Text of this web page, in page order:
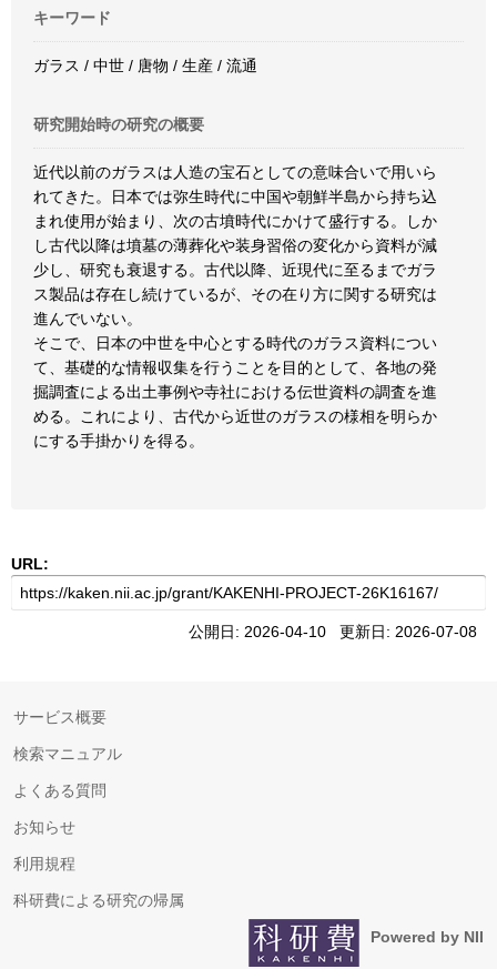
キーワード
ガラス / 中世 / 唐物 / 生産 / 流通
研究開始時の研究の概要
近代以前のガラスは人造の宝石としての意味合いで用いら
れてきた。日本では弥生時代に中国や朝鮮半島から持ち込
まれ使用が始まり、次の古墳時代にかけて盛行する。しか
し古代以降は墳墓の薄葬化や装身習俗の変化から資料が減
少し、研究も衰退する。古代以降、近現代に至るまでガラ
ス製品は存在し続けているが、その在り方に関する研究は
進んでいない。
そこで、日本の中世を中心とする時代のガラス資料につい
て、基礎的な情報収集を行うことを目的として、各地の発
掘調査による出土事例や寺社における伝世資料の調査を進
める。これにより、古代から近世のガラスの様相を明らか
にする手掛かりを得る。
URL:
公開日: 2026-04-10 更新日: 2026-07-08
サービス概要
検索マニュアル
よくある質問
お知らせ
利用規程
科研費による研究の帰属
Powered by NII